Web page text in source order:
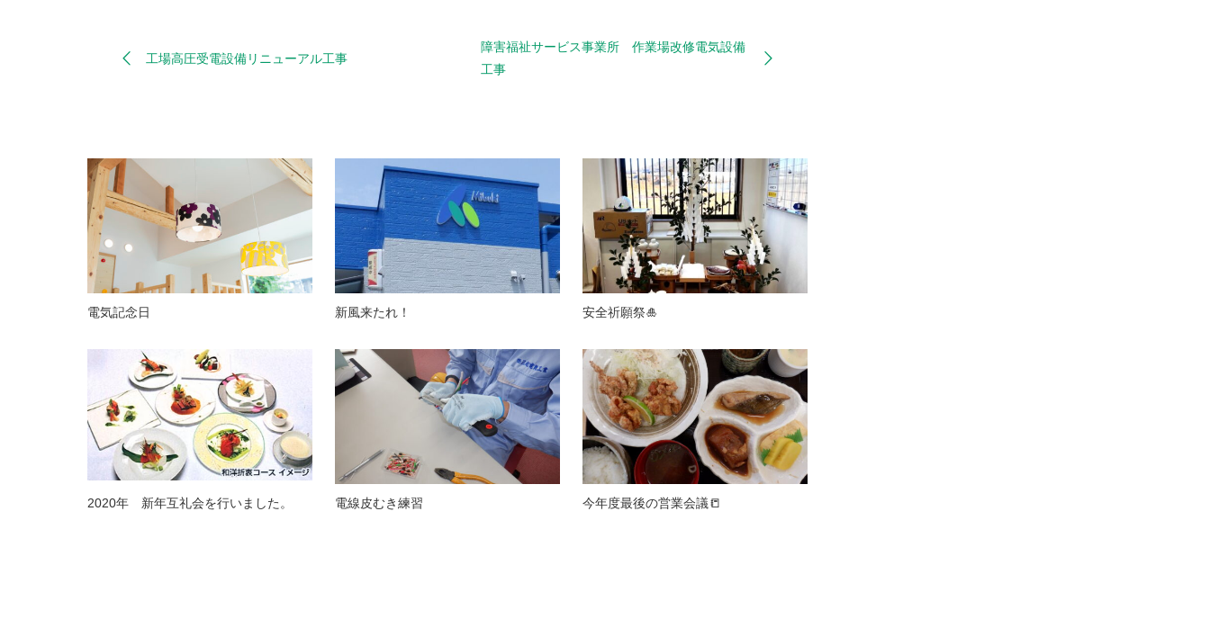
工場高圧受電設備リニューアル工事
障害福祉サービス事業所 作業場改修電気設備
工事
電気記念日 新風来たれ！ 安全祈願祭🎍
2020年 新年互礼会を行いました。 電線皮むき練習 今年度最後の営業会議📒